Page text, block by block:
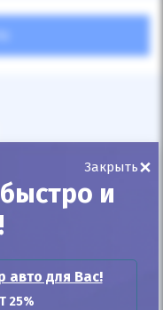
Закрыть×
и
авто для Вас!
25%